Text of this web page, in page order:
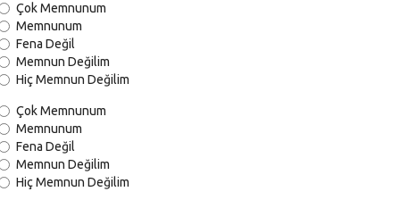
Çok Memnunum
Memnunum
Fena Değil
Memnun Değilim
Hiç Memnun Değilim
Çok Memnunum
Memnunum
Fena Değil
Memnun Değilim
Hiç Memnun Değilim